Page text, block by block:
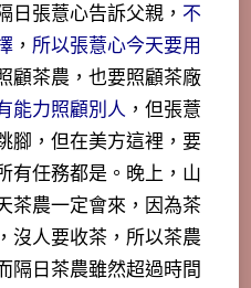
日張薏心告訴父親， 不
， 所以張薏心今天要用
顧茶農，也要照顧茶廠
能力照顧別人 ，但張薏
腳，但在美方這裡，要
有任務都是。晚上，山
茶農一定會來，因為茶
沒人要收茶，所以茶農
隔日茶農雖然超過時間